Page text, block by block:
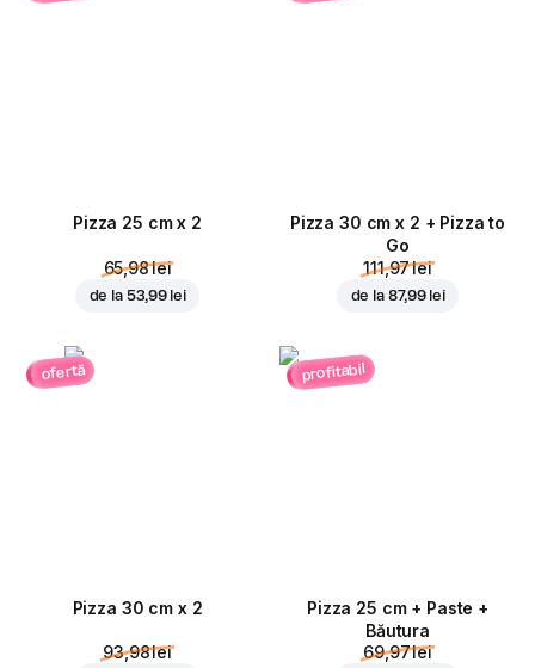
Pizza 25 cm x 2
65,98 lei
de la 53,99 lei
Pizza 30 cm x 2 + Pizza to
Go
111,97 lei
de la 87,99 lei
ofertă
Pizza 30 cm x 2
93,98 lei
profitabil
Pizza 25 cm + Paste +
Băutura
69,97 lei